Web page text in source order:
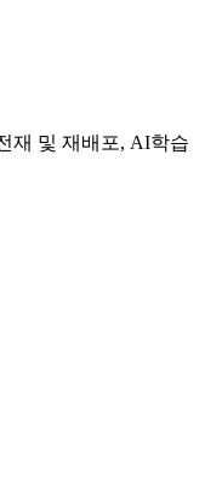
재 및 재배포, AI학습